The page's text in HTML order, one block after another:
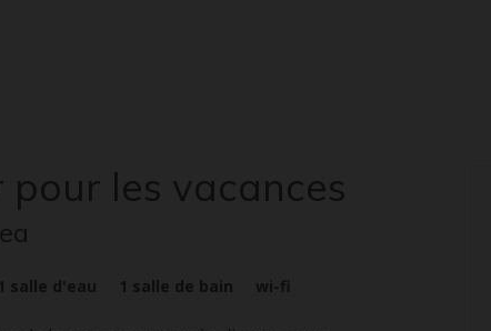
pour les vacances
1 salle d'eau 1 salle de bain wi-fi